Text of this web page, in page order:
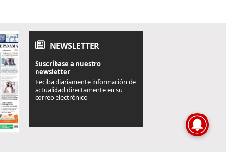
NEWSLETTER
Suscríbase a nuestro
newsletter
Reciba diariamente información de
actualidad directamente en su
correo electrónico